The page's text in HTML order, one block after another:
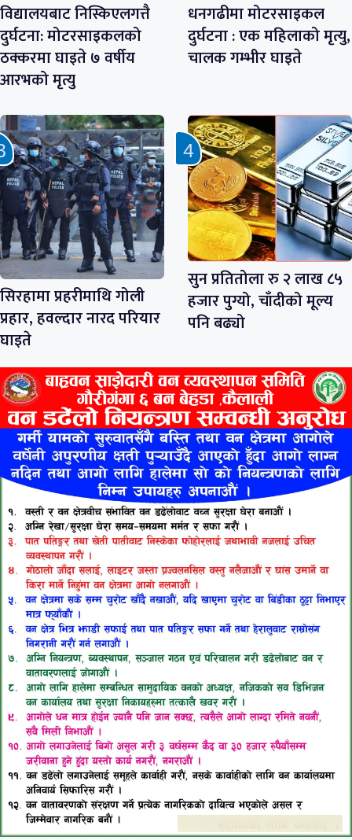
विद्यालयबाट निस्किएलगत्तै
दुर्घटना: मोटरसाइकलको
ठक्करमा घाइते ७ वर्षीय
आरभको मृत्यु
धनगढीमा मोटरसाइकल
दुर्घटना : एक महिलाको मृत्यु,
चालक गम्भीर घाइते
सिरहामा प्रहरीमाथि गोली
प्रहार, हवल्दार नारद परियार
घाइते
सुन प्रतितोला रु २ लाख ८५
हजार पुग्यो, चाँदीको मूल्य
पनि बढ्यो